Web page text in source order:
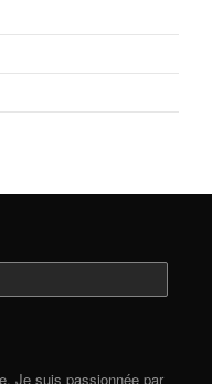
Je suis passionnée par